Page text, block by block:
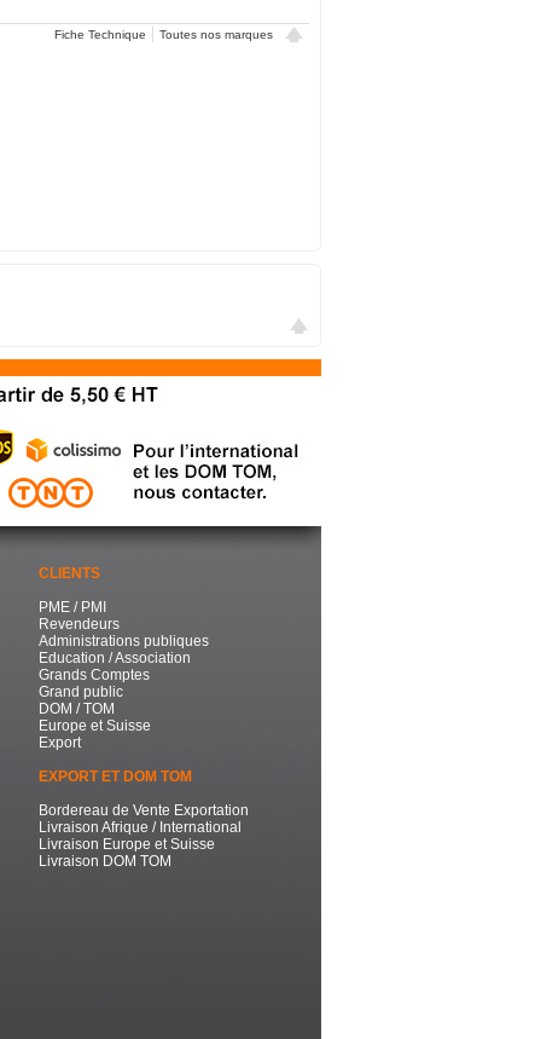
Fiche Technique Toutes nos marques
CLIENTS
PME / PMI
Revendeurs
Administrations publiques
Education / Association
Grands Comptes
Grand public
DOM / TOM
Europe et Suisse
Export
EXPORT ET DOM TOM
Bordereau de Vente Exportation
Livraison Afrique / International
Livraison Europe et Suisse
Livraison DOM TOM